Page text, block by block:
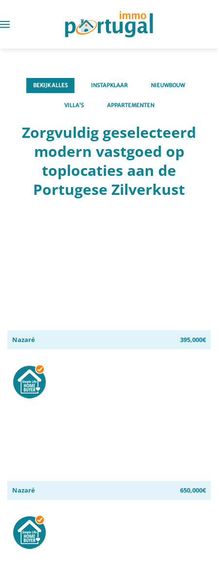
BEKIJK ALLES INSTAPKLAAR NIEUWBOUW
VILLA’S APPARTEMENTEN
Zorgvuldig geselecteerd
modern vastgoed op
toplocaties aan de
Portugese Zilverkust
Nazaré 395,000€
Nazaré 650,000€